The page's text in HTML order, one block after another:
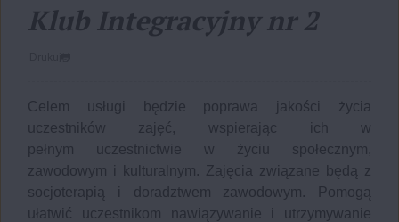
Klub Integracyjny nr 2
Celem usługi będzie poprawa jakości życia
uczestników zajęć, wspierając ich w
pełnym uczestnictwie w życiu społecznym,
zawodowym i kulturalnym. Zajęcia związane będą z
socjoterapią i doradztwem zawodowym. Pomogą
ułatwić uczestnikom nawiązywanie i utrzymywanie